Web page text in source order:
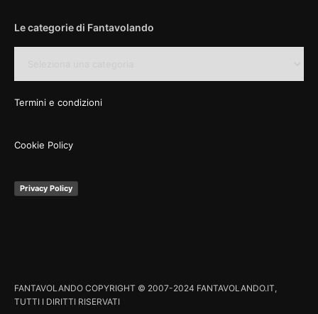
Le categorie di Fantavolando
di
Termini e condizioni
Cookie Policy
Privacy Policy
FANTAVOLANDO COPYRIGHT © 2007-2024 FANTAVOLANDO.IT,
TUTTI I DIRITTI RISERVATI